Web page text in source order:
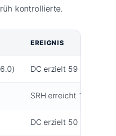
kontrollierte.
EREIGNIS
DC erzielt 59 Runs,
SRH erreicht 150 Runs
DC erzielt 50 Runs in